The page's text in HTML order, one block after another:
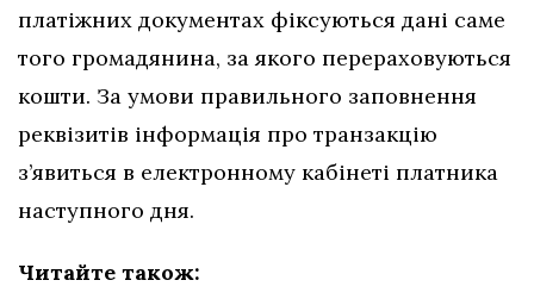
платіжних документах фіксуються дані саме
того громадянина, за якого перераховуються
кошти. За умови правильного заповнення
реквізитів інформація про транзакцію
з’явиться в електронному кабінеті платника
наступного дня.
Читайте також: